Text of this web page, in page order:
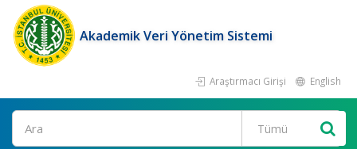
Akademik Veri Yönetim Sistemi
Araştırmacı Girişi English
Ara